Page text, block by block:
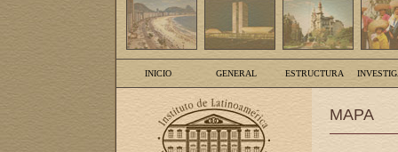
INICIO GENERAL ESTRUCTURA
MAPA